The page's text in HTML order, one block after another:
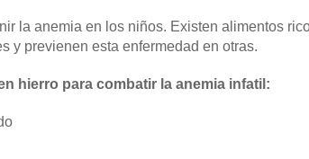
la anemia en los niños. Existen alimentos
y previenen esta enfermedad en otras.
hierro para combatir la anemia infatil: